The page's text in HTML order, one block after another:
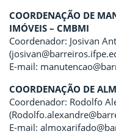
COORDENAÇÃO DE
IMÓVEIS – CMBMI
Coordenador: Josivan
E-mail:
COORDENAÇÃO DE
Coordenador: Rodolfo
E-mail: